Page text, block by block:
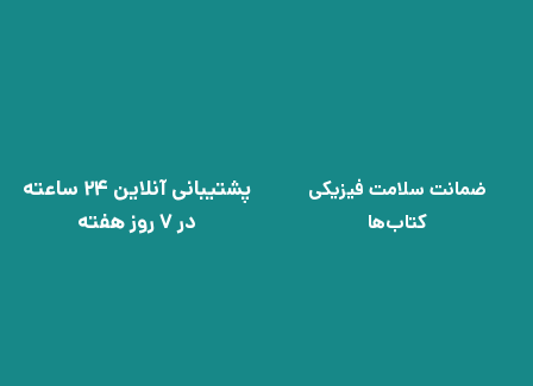
ضمانت سلامت فیزیکی
کتاب‌ها
پشتیبانی آنلاین 24 ساعته
در 7 روز هفته